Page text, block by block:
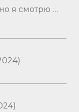
я смотрю …